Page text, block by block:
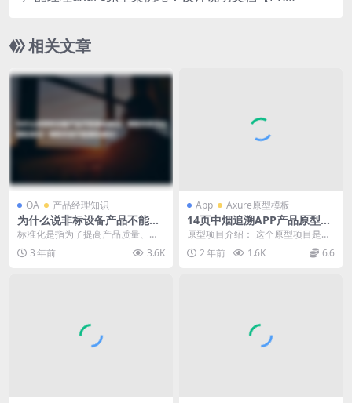
相关文章
OA 产品经理知识
为什么说非标设备产品不能做
标准化？哪些东西可以做标准
标准化是指为了提高产品质量、降
低成本、促进交流和合作而对产品
或服务进行统一规范的...
3 年前 3.6K
App Axure原型模板
14页中烟追溯APP产品原型ax
ure模板下载
原型项目介绍： 这个原型项目是一
个名为“中烟追溯APP”的移动应用，
旨在为烟草行...
2 年前 1.6K 6.6